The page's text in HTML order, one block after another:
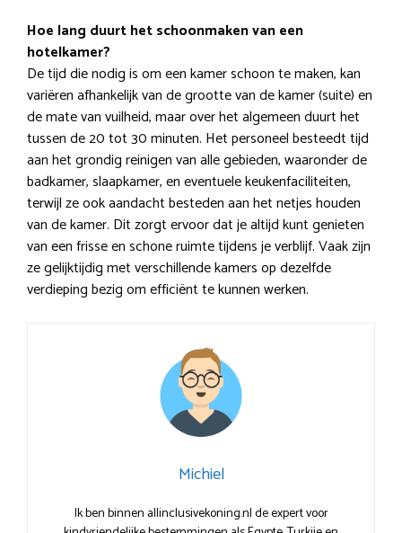
Hoe lang duurt het schoonmaken van een
hotelkamer?
De tijd die nodig is om een kamer schoon te maken, kan
variëren afhankelijk van de grootte van de kamer (suite) en
de mate van vuilheid, maar over het algemeen duurt het
tussen de 20 tot 30 minuten. Het personeel besteedt tijd
aan het grondig reinigen van alle gebieden, waaronder de
badkamer, slaapkamer, en eventuele keukenfaciliteiten,
terwijl ze ook aandacht besteden aan het netjes houden
van de kamer. Dit zorgt ervoor dat je altijd kunt genieten
van een frisse en schone ruimte tijdens je verblijf. Vaak zijn
ze gelijktijdig met verschillende kamers op dezelfde
verdieping bezig om efficiënt te kunnen werken.
Michiel
Ik ben binnen allinclusivekoning.nl de expert voor